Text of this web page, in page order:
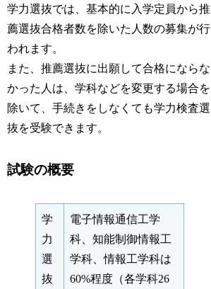
学力選抜では、基本的に入学定員から推
薦選抜合格者数を除いた人数の募集が行
われます。
また、推薦選抜に出願して合格にならな
かった人は、学科などを変更する場合を
除いて、手続きをしなくても学力検査選
抜を受験できます。
試験の概要
学
力
選
抜
電子情報通信工学
科、知能制御情報工
学科、情報工学科は
60%程度（各学科26